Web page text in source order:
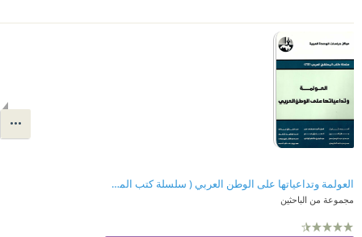
العولمة وتداعياتها على الوطن العربي ( سلسلة كتب المستقبل العربي )
مجموعة من الباحثين